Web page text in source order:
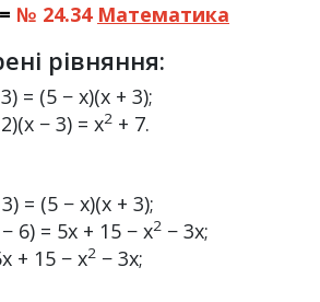
№ 24.34 Математика
рівняння:
= (5 − x)(x + 3);
− 3) = x2 + 7.
= (5 − x)(x + 3);
6) = 5x + 15 − x2 − 3x;
+ 15 − x2 − 3x;